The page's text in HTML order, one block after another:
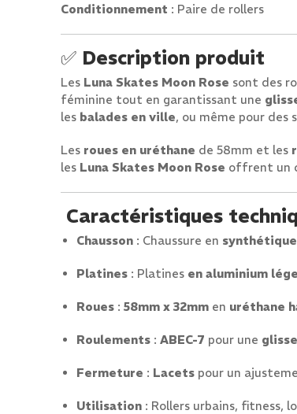
Conditionnement : Paire de rollers
✅ Description produit
Les Luna Skates Moon Rose sont des
féminine tout en garantissant une
les balades en ville, ou même pour des
Les roues en uréthane de 58mm et les
les Luna Skates Moon Rose offrent un
Caractéristiques
Chausson : Chaussure en
Platines : Platines en aluminium
Roues : 58mm x 32mm en uréthane
Roulements : ABEC-7 pour une
Fermeture : Lacets pour un
Utilisation : Rollers urbains, fitness,